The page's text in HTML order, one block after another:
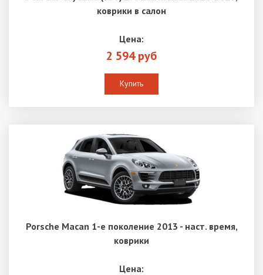
коврики в салон
Цена:
2 594 руб
Купить
Porsche Macan 1-е поколение 2013 - наст. время,
коврики
Цена: